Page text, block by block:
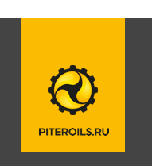
ПН–ВС10:00
ПН–ВС
Сегодня,